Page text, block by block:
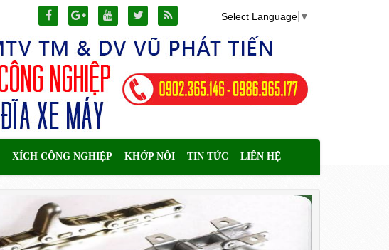
XÍCH CÔNG NGHIỆP KHỚP NỐI TIN TỨC LIÊN HỆ
Select Language ▼